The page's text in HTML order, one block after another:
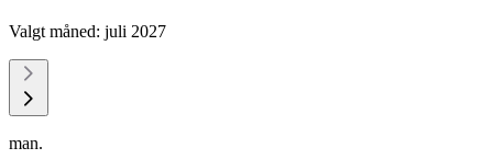
Valgt måned: juli 2027
man.